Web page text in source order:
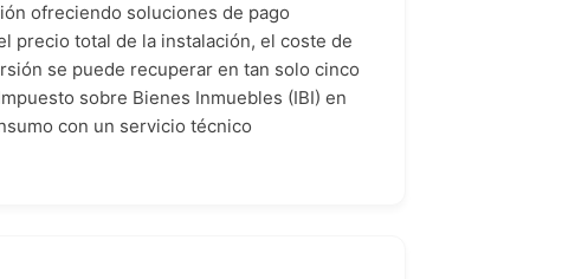
ofreciendo soluciones de pago
precio total de la instalación, el coste de
se puede recuperar en tan solo cinco
sobre Bienes Inmuebles (IBI) en
con un servicio técnico